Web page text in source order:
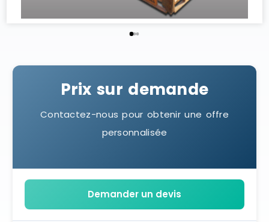
Prix sur demande
Contactez-nous pour obtenir une offre
personnalisée
Demander un devis